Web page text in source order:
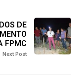
DE
FPMC
Next Post